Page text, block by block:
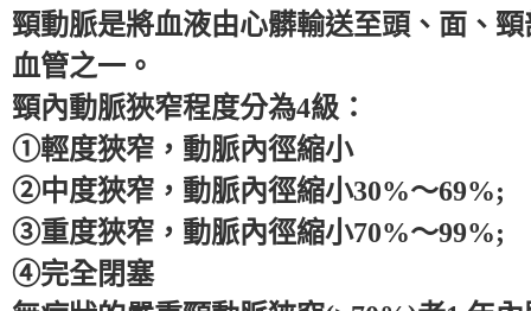
頸動脈是將血液由心髒輸送至頭、面、
血管之一。
頸內動脈狹窄程度分為4級：
①輕度狹窄，動脈內徑縮小
②中度狹窄，動脈內徑縮小30%～69%;
③重度狹窄，動脈內徑縮小70%～99%;
④完全閉塞